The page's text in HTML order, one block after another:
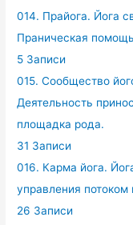
014. Прайога. Йога
Праническая
5 Записи
015. Сообщество
Деятельность
площадка рода.
31 Записи
016. Карма йога.
управления
26 Записи